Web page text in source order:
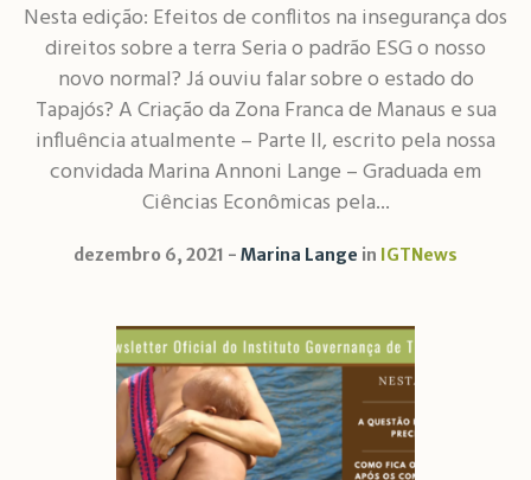
Nesta edição: ​​Efeitos de conflitos na insegurança dos
direitos sobre a terra Seria o padrão ESG o nosso
novo normal? Já ouviu falar sobre o estado do
Tapajós? A Criação da Zona Franca de Manaus e sua
influência atualmente – Parte II, escrito pela nossa
convidada Marina Annoni Lange – Graduada em
Ciências Econômicas pela...
dezembro 6, 2021 Marina Lange in IGTNews